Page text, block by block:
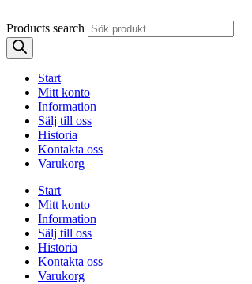
Products search
Start
Mitt konto
Information
Sälj till oss
Historia
Kontakta oss
Varukorg
Start
Mitt konto
Information
Sälj till oss
Historia
Kontakta oss
Varukorg